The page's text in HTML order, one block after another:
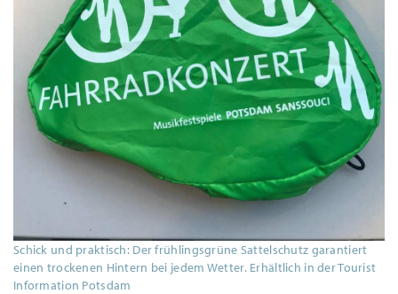
Schick und praktisch: Der frühlingsgrüne Sattelschutz garantiert
einen trockenen Hintern bei jedem Wetter. Erhältlich in der Tourist
Information Potsdam